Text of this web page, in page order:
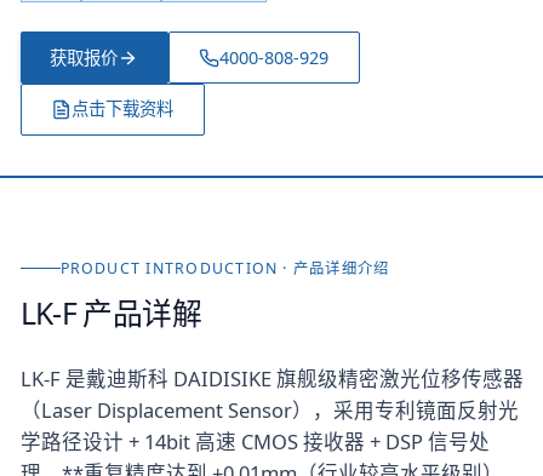
获取报价 4000-808-929
点击下载资料
PRODUCT INTRODUCTION · 产品详细介绍
LK-F产品详解
LK-F 是戴迪斯科 DAIDISIKE 旗舰级精密激光位移传感器
（Laser Displacement Sensor），采用专利镜面反射光
学路径设计 + 14bit 高速 CMOS 接收器 + DSP 信号处